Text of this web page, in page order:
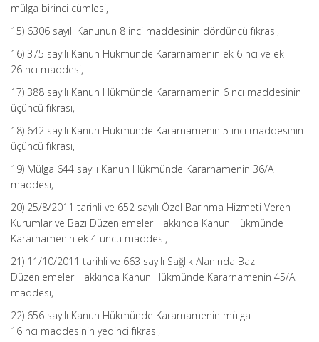
mülga birinci cümlesi,
15) 6306 sayılı Kanunun 8 inci maddesinin dördüncü fıkrası,
16) 375 sayılı Kanun Hükmünde Kararnamenin ek 6 ncı ve ek
26 ncı maddesi,
17) 388 sayılı Kanun Hükmünde Kararnamenin 6 ncı maddesinin
üçüncü fıkrası,
18) 642 sayılı Kanun Hükmünde Kararnamenin 5 inci maddesinin
üçüncü fıkrası,
19) Mülga 644 sayılı Kanun Hükmünde Kararnamenin 36/A
maddesi,
20) 25/8/2011 tarihli ve 652 sayılı Özel Barınma Hizmeti Veren
Kurumlar ve Bazı Düzenlemeler Hakkında Kanun Hükmünde
Kararnamenin ek 4 üncü maddesi,
21) 11/10/2011 tarihli ve 663 sayılı Sağlık Alanında Bazı
Düzenlemeler Hakkında Kanun Hükmünde Kararnamenin 45/A
maddesi,
22) 656 sayılı Kanun Hükmünde Kararnamenin mülga
16 ncı maddesinin yedinci fıkrası,